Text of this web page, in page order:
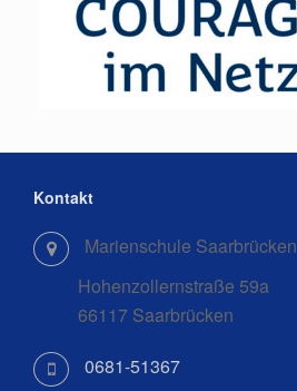
Kontakt
Marienschule Saarbrücken
Hohenzollernstraße 59a
66117 Saarbrücken
0681-51367